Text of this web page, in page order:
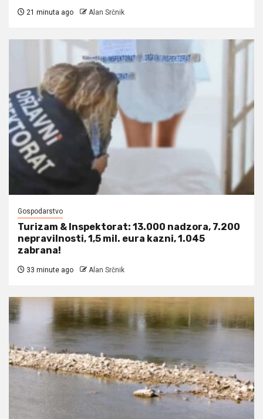
21 minuta ago Alan Srčnik
Gospodarstvo
Turizam & Inspektorat: 13.000 nadzora, 7.200
nepravilnosti, 1,5 mil. eura kazni, 1.045
zabrana!
33 minute ago Alan Srčnik